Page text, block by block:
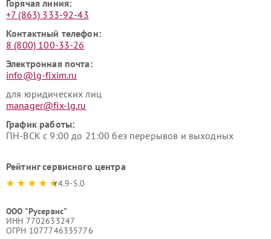
Горячая линия:
+7 (863) 333-92-43
Контактный телефон:
8 (800) 100-33-26
Электронная почта:
info@lg-fixim.ru
для юридических лиц
manager@fix-lg.ru
График работы:
ПН-ВСК с 9:00 до 21:00 без перерывов и выходных
Рейтинг сервисного центра
4.9-5.0
ООО "Русервис"
ИНН 7702633247
ОГРН 1077746335776